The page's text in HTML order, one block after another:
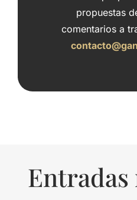
propuestas
comentarios a
Entradas